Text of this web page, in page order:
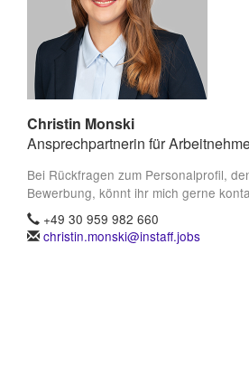
Christin Monski
Ansprechpartnerin für
Bei Rückfragen zum Personalprofil,
Bewerbung, könnt ihr mich gerne
+49 30 959 982 660
christin.monski@instaff.jobs